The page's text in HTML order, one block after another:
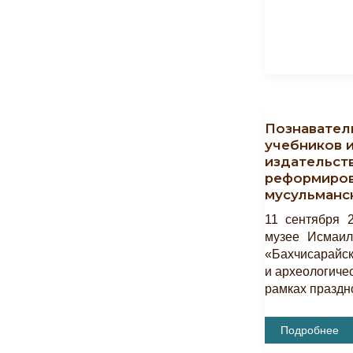
учебников
11 сентября
музее
и
рамках
Час
Подробнее